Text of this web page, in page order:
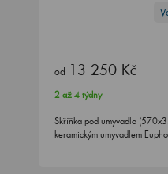
od 13 250 Kč
2 až 4 týdny
Skříňka pod umyvadlo
keramickým umyvadlem